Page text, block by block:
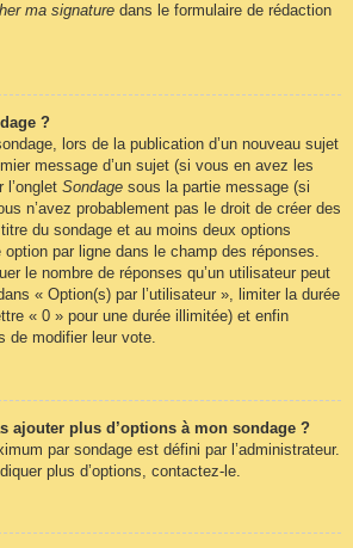
ma signature dans le formulaire de rédaction
?
lors de la publication d’un nouveau sujet
message d’un sujet (si vous en avez les
Sondage sous la partie message (si
n’avez probablement pas le droit de créer des
du sondage et au moins deux options
par ligne dans le champ des réponses.
le nombre de réponses qu’un utilisateur peut
« Option(s) par l’utilisateur », limiter la durée
« 0 » pour une durée illimitée) et enfin
de modifier leur vote.
ajouter plus d’options à mon sondage ?
par sondage est défini par l’administrateur.
plus d’options, contactez-le.